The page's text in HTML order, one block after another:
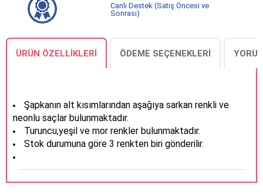
Canlı Destek (Satış Öncesi ve
Sonrası)
ÜRÜN ÖZELLIKLERI ÖDEME SEÇENEKLERI
Şapkanın alt kısımlarından aşağıya sarkan renkli ve
neonlu saçlar bulunmaktadır.
Turuncu,yeşil ve mor renkler bulunmaktadır.
Stok durumuna göre 3 renkten biri gönderilir.